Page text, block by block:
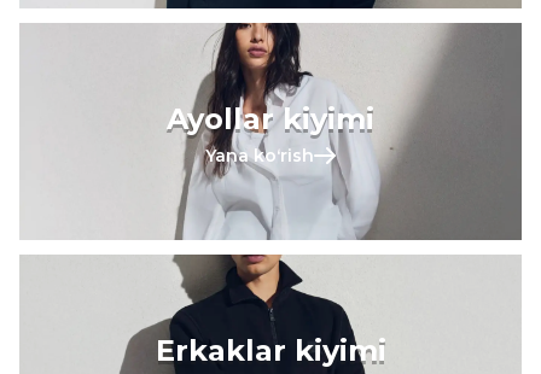
Ayollar kiyimi
Yana koʻrish
Erkaklar kiyimi